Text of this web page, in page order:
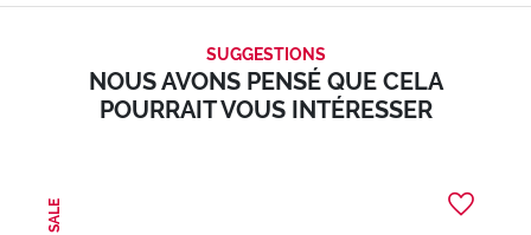
SUGGESTIONS
NOUS AVONS PENSÉ QUE CELA
POURRAIT VOUS INTÉRESSER
SALE